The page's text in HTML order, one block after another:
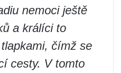
nemoci ještě
a králíci to
čímž se
cesty. V tomto